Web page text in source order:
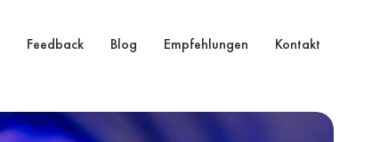
Feedback Blog Empfehlungen Kontakt